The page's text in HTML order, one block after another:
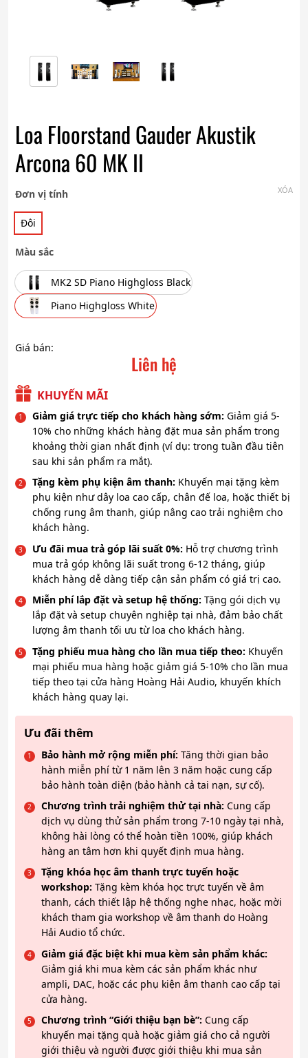
Loa Floorstand Gauder Akustik
Arcona 60 MK II
Đơn vị tính
Đôi
Màu sắc
MK2 SD Piano Highgloss Black
Piano Highgloss White
XÓA
Giá bán:
Liên hệ
KHUYẾN MÃI
Giảm giá trực tiếp cho khách hàng sớm: Giảm giá 5-
10% cho những khách hàng đặt mua sản phẩm trong
khoảng thời gian nhất định (ví dụ: trong tuần đầu tiên
sau khi sản phẩm ra mắt).
Tặng kèm phụ kiện âm thanh: Khuyến mại tặng kèm
phụ kiện như dây loa cao cấp, chân đế loa, hoặc thiết bị
chống rung âm thanh, giúp nâng cao trải nghiệm cho
khách hàng.
Ưu đãi mua trả góp lãi suất 0%: Hỗ trợ chương trình
mua trả góp không lãi suất trong 6-12 tháng, giúp
khách hàng dễ dàng tiếp cận sản phẩm có giá trị cao.
Miễn phí lắp đặt và setup hệ thống: Tặng gói dịch vụ
lắp đặt và setup chuyên nghiệp tại nhà, đảm bảo chất
lượng âm thanh tối ưu từ loa cho khách hàng.
Tặng phiếu mua hàng cho lần mua tiếp theo: Khuyến
mại phiếu mua hàng hoặc giảm giá 5-10% cho lần mua
tiếp theo tại cửa hàng Hoàng Hải Audio, khuyến khích
khách hàng quay lại.
Ưu đãi thêm
Bảo hành mở rộng miễn phí: Tăng thời gian bảo
hành miễn phí từ 1 năm lên 3 năm hoặc cung cấp
bảo hành toàn diện (bảo hành cả tai nạn, sự cố).
Chương trình trải nghiệm thử tại nhà: Cung cấp
dịch vụ dùng thử sản phẩm trong 7-10 ngày tại nhà,
không hài lòng có thể hoàn tiền 100%, giúp khách
hàng an tâm hơn khi quyết định mua hàng.
Tặng khóa học âm thanh trực tuyến hoặc
workshop: Tặng kèm khóa học trực tuyến về âm
thanh, cách thiết lập hệ thống nghe nhạc, hoặc mời
khách tham gia workshop về âm thanh do Hoàng
Hải Audio tổ chức.
Giảm giá đặc biệt khi mua kèm sản phẩm khác:
Giảm giá khi mua kèm các sản phẩm khác như
ampli, DAC, hoặc các phụ kiện âm thanh cao cấp tại
cửa hàng.
Chương trình “Giới thiệu bạn bè”: Cung cấp
khuyến mại tặng quà hoặc giảm giá cho cả người
giới thiệu và người được giới thiệu khi mua sản